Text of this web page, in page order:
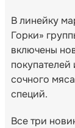
В линейку
Горки»
включены
сочного
специй.
Все три